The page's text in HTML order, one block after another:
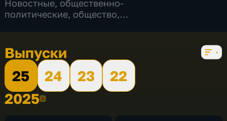
Новостные, общественно-
политические, общество,
Выпуски
25
24 23
22
20252025